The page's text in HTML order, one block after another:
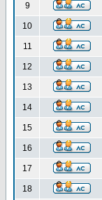
9
10
11
12
13
14
15
16
17
18